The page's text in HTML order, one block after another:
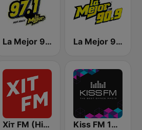
La Mejor 97.1 FM La Mejor 90.9 FM
Хіт FM (Hit FM) Kiss FM 106.5 (Кисc ФМ)